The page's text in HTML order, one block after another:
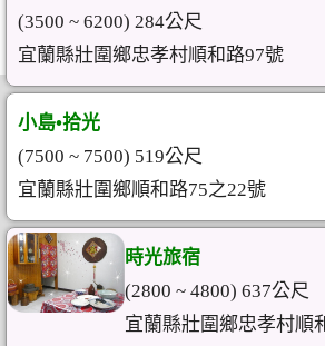
(3500 ~ 6200) 284公尺
宜蘭縣壯圍鄉忠孝村順和路97號
小島•拾光
(7500 ~ 7500) 519公尺
宜蘭縣壯圍鄉順和路75之22號
時光旅宿
(2800 ~ 4800) 637公尺
宜蘭縣壯圍鄉忠孝村順